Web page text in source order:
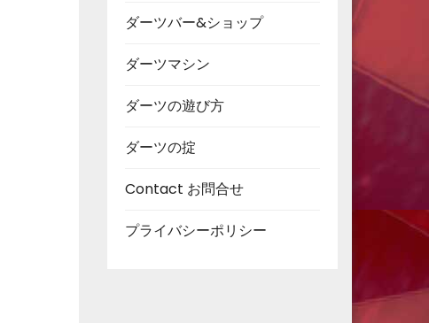
ダーツバー&ショップ
ダーツマシン
ダーツの遊び方
ダーツの掟
Contact お問合せ
プライバシーポリシー